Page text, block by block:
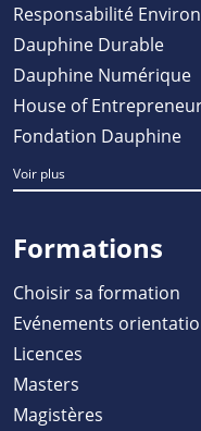
Responsabilité
Dauphine Durable
Dauphine Numérique
House of
Fondation Dauphine
Voir plus
Formations
Choisir sa formation
Evénements
Licences
Masters
Magistères